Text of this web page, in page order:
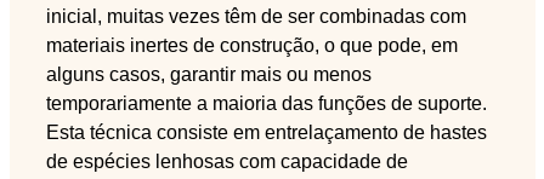
inicial, muitas vezes têm de ser combinadas com
materiais inertes de construção, o que pode, em
alguns casos, garantir mais ou menos
temporariamente a maioria das funções de suporte.
Esta técnica consiste em entrelaçamento de hastes
de espécies lenhosas com capacidade de